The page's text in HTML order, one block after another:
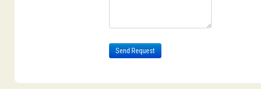
Send Request